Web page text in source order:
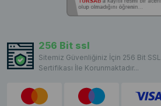
256 Bit ssl
Sitemiz Güvenliğiniz İçin 256 Bit SSL
Sertifikası İle Korunmaktadır...